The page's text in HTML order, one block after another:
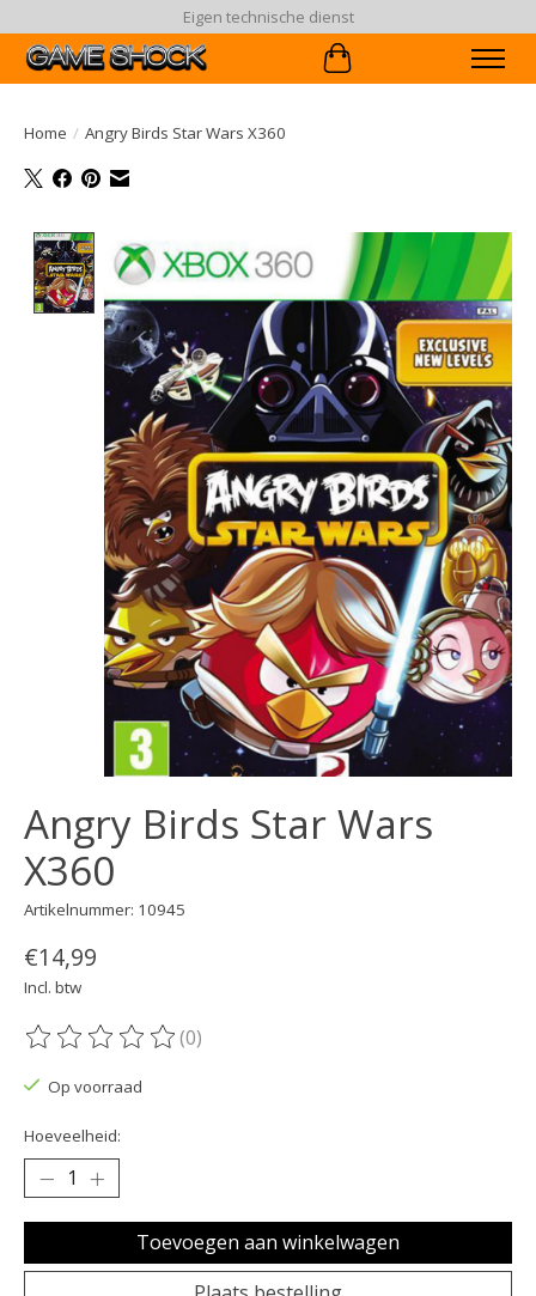
Eigen technische dienst
Winkelwagen
Home / Angry Birds Star Wars X360
Product image slideshow Items
Angry Birds Star Wars
X360
Artikelnummer: 10945
€14,99
Incl. btw
De beoordeling van dit product is
(0)
Op voorraad
Hoeveelheid:
Toevoegen aan winkelwagen